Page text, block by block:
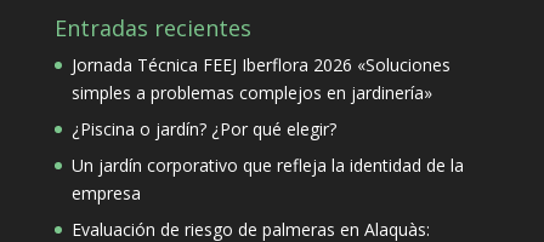
Entradas recientes
Jornada Técnica FEEJ Iberflora 2026 «Soluciones
simples a problemas complejos en jardinería»
¿Piscina o jardín? ¿Por qué elegir?
Un jardín corporativo que refleja la identidad de la
empresa
Evaluación de riesgo de palmeras en Alaquàs: